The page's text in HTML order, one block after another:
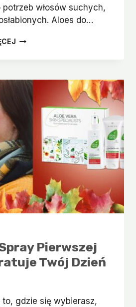
włosów suchych,
Aloes do…
ALOES
REPAIR
NAJLEPSZA
PIELĘGNACJA
ZNISZCZONYCH
WŁOSÓW
Pierwszej
Twój Dzień
to, gdzie się wybierasz,